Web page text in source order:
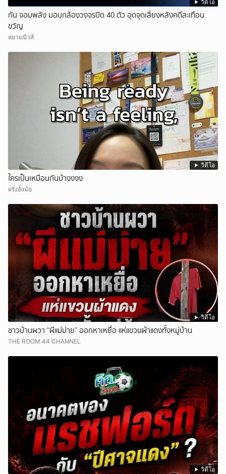
วิดีโอ
กัน จอมพลัง มอบกล้องวงจรปิด 40 ตัว อุดจุดเสี่ยงหลังคดีสะเทือน
ขวัญ
สยามนิวส์
วิดีโอ
ใครเป็นเหมือนกันบ้างงงง
ฝรั่งอั่งม้อ
วิดีโอ
ชาวบ้านผวา “ผีแม่ม่าย” ออกหาเหยื่อ แห่แขวนผ้าแดงทั้งหมู่บ้าน
THE ROOM 44 CHANNEL
วิดีโอ